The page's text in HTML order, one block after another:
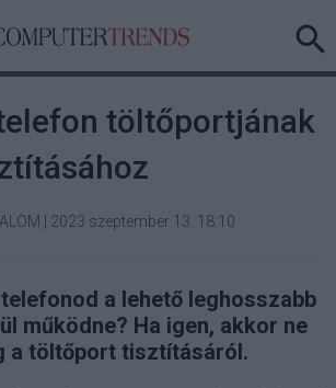
töltőportjának
2023 szeptember 13. 18:10
a lehető leghosszabb
működne? Ha igen, akkor ne
a töltőport tisztításáról.